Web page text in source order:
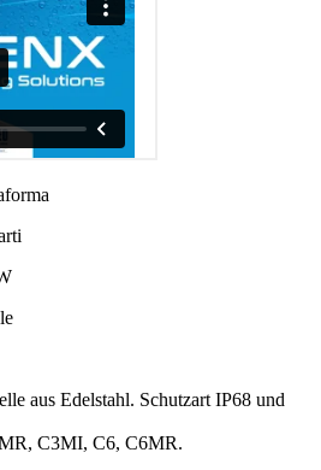
aus Edelstahl. Schutzart IP68 und
C3MI, C6, C6MR.